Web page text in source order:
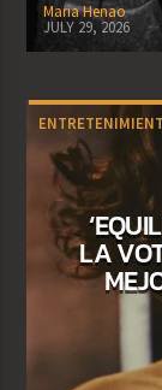
Maria Henao
JULY 29, 2026
LA